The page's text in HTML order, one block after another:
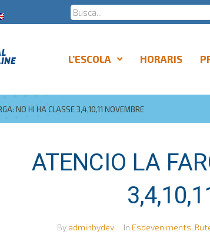
L’ESCOLA HORARIS
NO HI HA CLASSE 3,4,10,11 NOVEMBRE
ATENCIO LA
By adminbydev In Esdeveniments,